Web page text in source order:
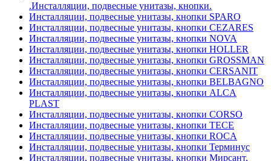
.Инсталляции, подвесные унитазы, кнопки.
Инсталляции, подвесные унитазы, кнопки SPARO
Инсталляции, подвесные унитазы, кнопки CEZARES
Инсталляции, подвесные унитазы, кнопки NOVA
Инсталляции, подвесные унитазы, кнопки HOLLER
Инсталляции, подвесные унитазы, кнопки GROSSMAN
Инсталляции, подвесные унитазы, кнопки CERSANIT
Инсталляции, подвесные унитазы, кнопки BELBAGNO
Инсталляции, подвесные унитазы, кнопки ALCA
PLAST
Инсталляции, подвесные унитазы, кнопки CORSO
Инсталляции, подвесные унитазы, кнопки TECE
Инсталляции, подвесные унитазы, кнопки ROCA
Инсталляции, подвесные унитазы, кнопки Терминус
Инсталляции, подвесные унитазы, кнопки Мирсант,